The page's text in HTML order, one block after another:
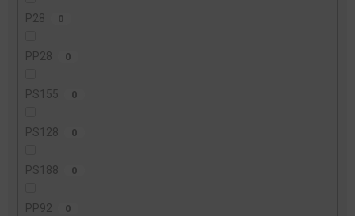
P28 0
PP28 0
PS155 0
PS128 0
PS188 0
PP92 0